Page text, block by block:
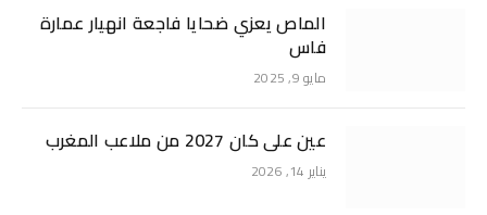
الماص يعزي ضحايا فاجعة انهيار عمارة
فاس
مايو 9, 2025
عين على كان 2027 من ملاعب المغرب
يناير 14, 2026